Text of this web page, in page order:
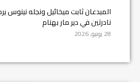
المبدعان ثابت ميخائيل ونجله نينوس
نادرتين في دير مار بهنام
28 يونيو, 2026